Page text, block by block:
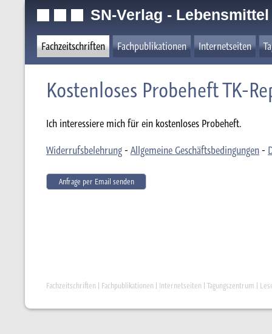
SN-Verlag - Lebensmittel
Fachzeitschriften Fachpublikationen Internetseiten
Kostenloses Probeheft TK-
Ich interessiere mich für ein kostenloses Probeheft.
Widerrufsbelehrung- Allgemeine Geschäftsbedingungen-
Anfrage per Email senden
Fachzeitschriften Fachpublikationen Internetseiten Tagungszentrum